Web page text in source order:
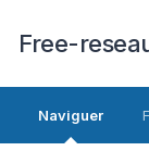
Free-
Naviguer